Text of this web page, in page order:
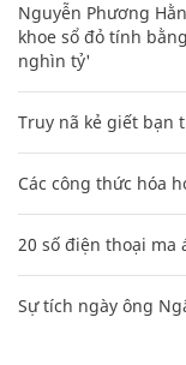
Nguyễn Phương
khoe sổ đỏ tính
nghìn tỷ'
Truy nã kẻ giết bạn
Các công thức hóa
20 số điện thoại ma
Sự tích ngày ông